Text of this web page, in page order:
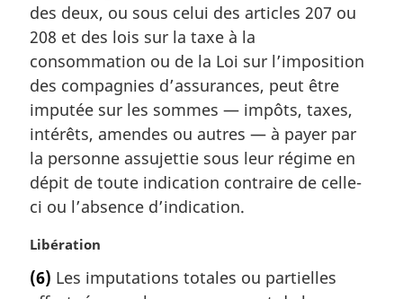
g
i
n
a
l
e
:
des deux, ou sous celui des articles 207 ou
208 et des lois sur la taxe à la
consommation ou de la Loi sur l’imposition
des compagnies d’assurances, peut être
imputée sur les sommes — impôts, taxes,
intérêts, amendes ou autres — à payer par
la personne assujettie sous leur régime en
dépit de toute indication contraire de celle-
ci ou l’absence d’indication.
N
t
Libération
(6) Les imputations totales ou partielles